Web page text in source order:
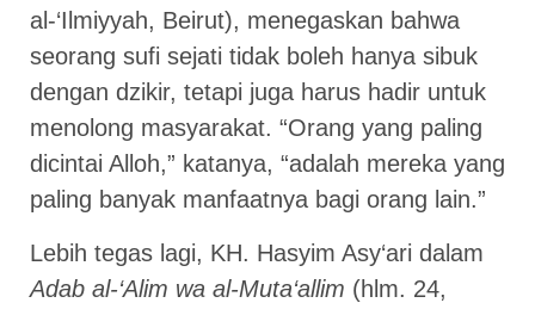
al-‘Ilmiyyah, Beirut), menegaskan bahwa
seorang sufi sejati tidak boleh hanya sibuk
dengan dzikir, tetapi juga harus hadir untuk
menolong masyarakat. “Orang yang paling
dicintai Alloh,” katanya, “adalah mereka yang
paling banyak manfaatnya bagi orang lain.”
Lebih tegas lagi, KH. Hasyim Asy‘ari dalam
Adab al-‘Alim wa al-Muta‘allim (hlm. 24,